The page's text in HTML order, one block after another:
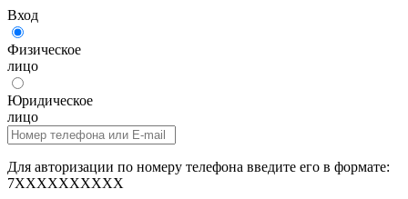
Вход
Физическое
лицо
Юридическое
лицо
Для авторизации по номеру телефона введите его в формате:
7XXXXXXXXXX